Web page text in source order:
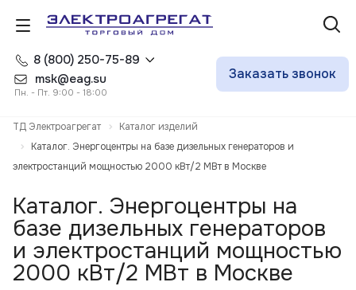
8 (800) 250-75-89
msk@eag.su
Пн. - Пт. 9:00 - 18:00
Заказать звонок
ТД Электроагрегат
Каталог изделий
Каталог. Энергоцентры на базе дизельных генераторов и
электростанций мощностью 2000 кВт/2 МВт в Москве
Каталог. Энергоцентры на
базе дизельных генераторов
и электростанций мощностью
2000 кВт/2 МВт в Москве